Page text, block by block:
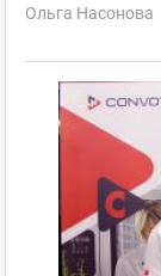
Ольга Насонова